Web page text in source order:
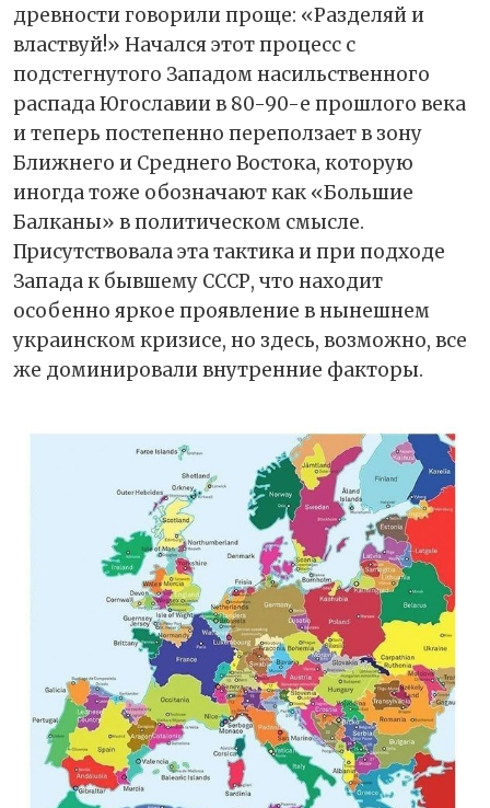
древности говорили проще: «Разделяй и
властвуй!» Начался этот процесс с
подстегнутого Западом насильственного
распада Югославии в 80-90-е прошлого века
и теперь постепенно переползает в зону
Ближнего и Среднего Востока, которую
иногда тоже обозначают как «Большие
Балканы» в политическом смысле.
Присутствовала эта тактика и при подходе
Запада к бывшему СССР, что находит
особенно яркое проявление в нынешнем
украинском кризисе, но здесь, возможно, все
же доминировали внутренние факторы.